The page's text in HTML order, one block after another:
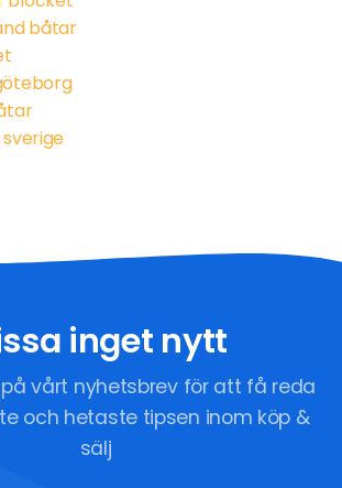
båtar
inget nytt
vårt nyhetsbrev för att få reda
och hetaste tipsen inom köp &
sälj